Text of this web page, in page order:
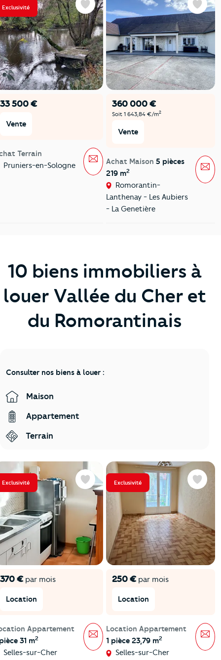
Exclusivité
33 500 €
Vente
Terrain
Pruniers-en-Sologne
Favoris
Message
360 000 €
Soit 1 643,84 €/m2
Vente
Achat Maison 5 pièces
219 m2
Romorantin-
Lanthenay - Les Aubiers
- La Genetière
Favoris
10 biens immobiliers à
louer Vallée du Cher et
du Romorantinais
Consulter nos biens à louer :
Maison
Appartement
Terrain
Exclusivité
370 €par mois
Location
Appartement
31 m2
Selles-sur-Cher
Favoris
Message
Exclusivité
250 €par mois
Location
Location Appartement
1 pièce 23,79 m2
Selles-sur-Cher
Favoris